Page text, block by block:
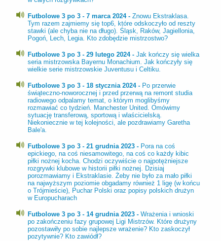
Futbolowe 3 po 3 - 7 marca 2024 - Znowu Ekstraklasa.
Tym razem zajmiemy się top6, które odskoczyło od reszty
stawki (ale chyba nie na długo). Śląsk, Raków, Jagiellonia,
Pogoń, Lech, Legia. Kto zdobędzie mistrzostwo?
Futbolowe 3 po 3 - 29 lutego 2024 - Jak kończy się wielka
seria mistrzowska Bayernu Monachium. Jak kończyły się
wielkie serie mistrzowskie Juventusu i Celtiku.
Futbolowe 3 po 3 - 18 stycznia 2024 - Po przerwie
świąteczno-noworocznej i przed przerwą na remont studia
radiowego odpalamy temat, o którym moglibyśmy
rozmawiać co tydzień. Manchester United. Omówimy
sytuację transferową, sportową i wlaścicielską.
Niekoniecznie w tej kolejności, ale pozdrawiamy Garetha
Bale'a.
Futbolowe 3 po 3 - 21 grudnia 2023 - Pora na coś
epickiego, na coś niesamowitego, na coś co każdy kibic
piłki nożnej kocha. Chodzi oczywiście o najpotężniejsze
rozgrywki klubowe w historii piłki nożnej. Dzisiaj
porozmawiamy i Ekstraklasie. Żeby nie było za mało piłki
na najwyższym poziomie obgadamy również 1 ligę (w końcu
o Trójmieście), Puchar Polski oraz popisy polskich drużyn
w Europucharach
Futbolowe 3 po 3 - 14 grudnia 2023 - Wrażenia i wnioski
po zakończeniu fazy grupowej Ligi Mistrzów. Które drużyny
pozostawiły po sobie najlepsze wrażenie? Kto zaskoczył
pozytywnie? Kto zawiódł?